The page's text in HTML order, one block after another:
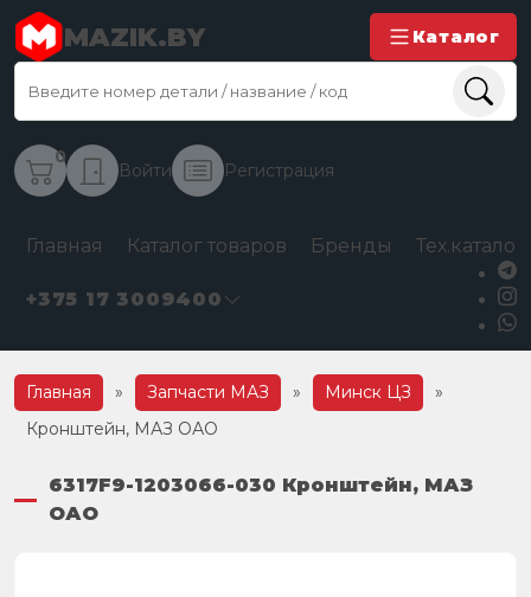
MAZIK.BY Каталог
0
Войти Регистрация
Главная Каталог товаров Бренды
+375 17 3009400
Главная » Запчасти МАЗ » Минск ЦЗ
»
Кронштейн, МАЗ ОАО
6317F9-1203066-030 Кронштейн, МАЗ
ОАО